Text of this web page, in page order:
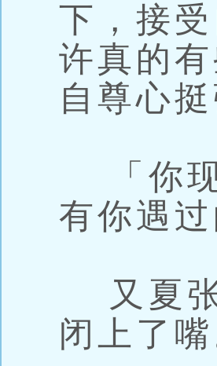
下，接
许真的
自尊心
「你现
有你遇
又夏张
闭上了嘴